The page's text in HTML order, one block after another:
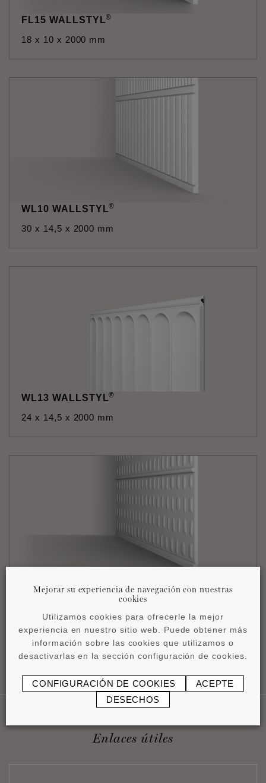
FL15 WALLSTYL®
18 x 10 x 2000 mm
WL10 WALLSTYL®
30 x 14,5 x 2000 mm
WL13 WALLSTYL®
24 x 14,5 x 2000 mm
WL14 WALLSTYL
VOLVER AL PRINCIPIO DE LA PÁGINA
Enlaces útiles
Mejorar su experiencia de navegación con nuestras
cookies
Utilizamos cookies para ofrecerle la mejor
experiencia en nuestro sitio web. Puede obtener más
información sobre las cookies que utilizamos o
desactivarlas en la sección configuración de cookies.
CONFIGURACIÓN DE COOKIES
ACEPTE
DESECHOS